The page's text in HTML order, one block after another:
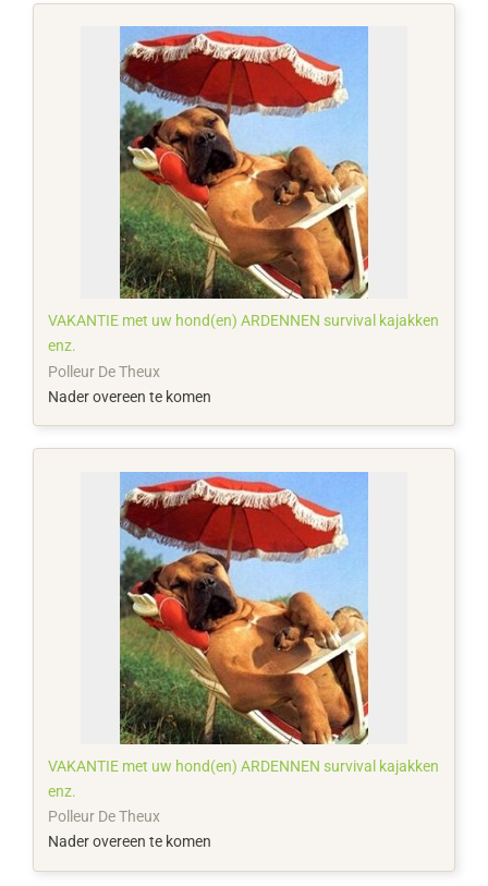
VAKANTIE met uw hond(en) ARDENNEN survival kajakken
enz.
Polleur De Theux
Nader overeen te komen
VAKANTIE met uw hond(en) ARDENNEN survival kajakken
enz.
Polleur De Theux
Nader overeen te komen